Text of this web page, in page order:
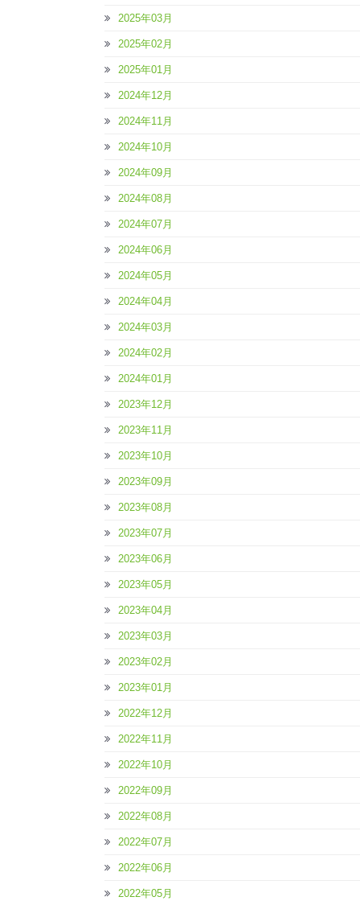
2025年03月
2025年02月
2025年01月
2024年12月
2024年11月
2024年10月
2024年09月
2024年08月
2024年07月
2024年06月
2024年05月
2024年04月
2024年03月
2024年02月
2024年01月
2023年12月
2023年11月
2023年10月
2023年09月
2023年08月
2023年07月
2023年06月
2023年05月
2023年04月
2023年03月
2023年02月
2023年01月
2022年12月
2022年11月
2022年10月
2022年09月
2022年08月
2022年07月
2022年06月
2022年05月